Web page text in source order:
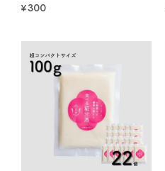
¥300